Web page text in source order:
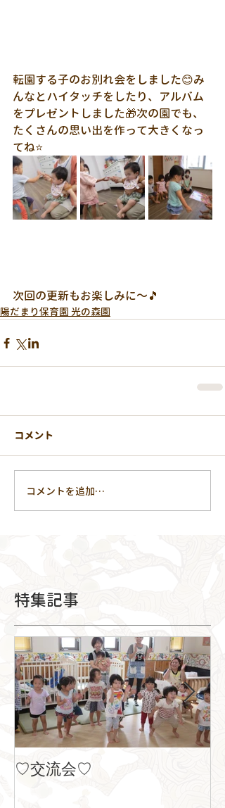
転園する子のお別れ会をしました😊み
んなとハイタッチをしたり、アルバム
をプレゼントしました🎁次の園でも、
たくさんの思い出を作って大きくなっ
てね⭐
次回の更新もお楽しみに～🎵
陽だまり保育園 光の森園
コメント
コメントを追加…
特集記事
♡交流会♡